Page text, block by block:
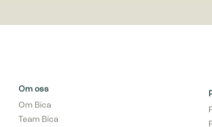
Om oss
Om Bica
Team Bica